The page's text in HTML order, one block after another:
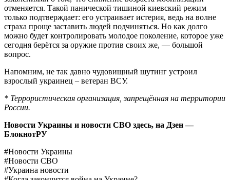
отменяется. Такой панической тишиной киевский режим
только подтверждает: его устраивает истерия, ведь на волне
страха проще заставить людей подчиняться. Но как долго
можно будет контролировать молодое поколение, которое уже
сегодня берётся за оружие против своих же, — большой
вопрос.
Напомним, не так давно чудовищный шутинг устроил
взрослый украинец – ветеран ВСУ.
* Террористическая организация, запрещённая на территории
России.
Новости Украины и новости СВО здесь, на Дзен —
БлокнотРУ
#Новости Украины
#Новости СВО
#Украина новости